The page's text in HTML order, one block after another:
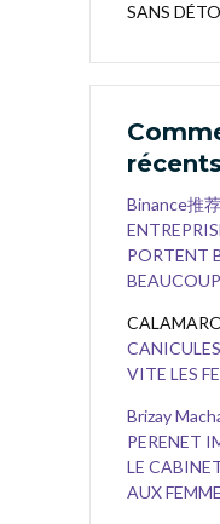
SANS
récents
Binance推
PORTENT
VITE LES
Brizay
PERENET
LE
AUX